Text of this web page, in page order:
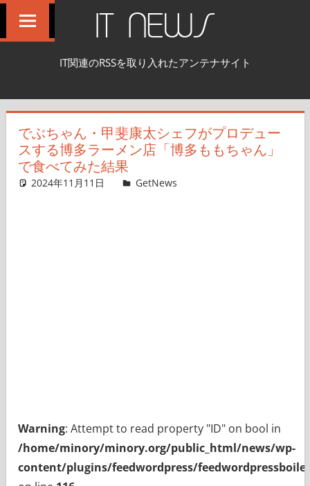
へ
IT NEWS
IT関連のRSSを取り入れたアンテナサイト
でぶちゃん・甲斐康太シェフがプロデュー
スする博多ラーメン店「博多ももちゃん」
で食べてみた結果
2024年11月11日 GetNews
Warning: Attempt to read property "ID" on bool in
/home/minory/minory.org/public_html/news/wp-
content/plugins/feedwordpress/